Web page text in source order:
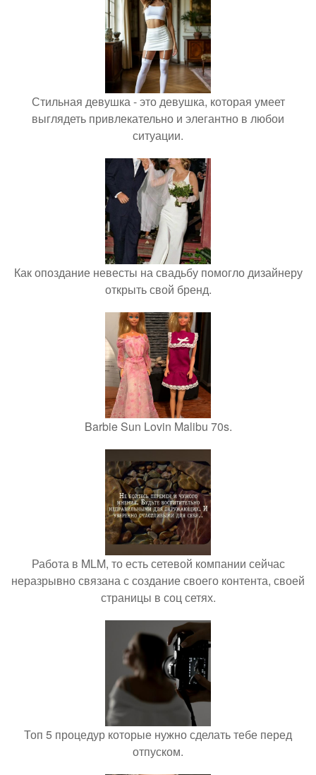
Стильная девушка - это девушка, которая умеет
выглядеть привлекательно и элегантно в любои
ситуации.
Как опоздание невесты на свадьбу помогло дизайнеру
открыть свой бренд.
Barbie Sun Lovin Malibu 70s.
Работа в MLM, то есть сетевой компании сейчас
неразрывно связана с создание своего контента, своей
страницы в соц сетях.
Топ 5 процедур которые нужно сделать тебе перед
отпуском.